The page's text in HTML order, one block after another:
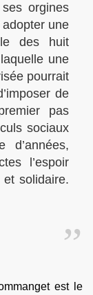
orgines
une
des huit
une
pourrait
de
pas
sociaux
d’années,
l’espoir
et solidaire.
est le